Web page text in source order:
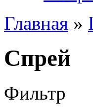
Главная »
Спрей
Фильтр